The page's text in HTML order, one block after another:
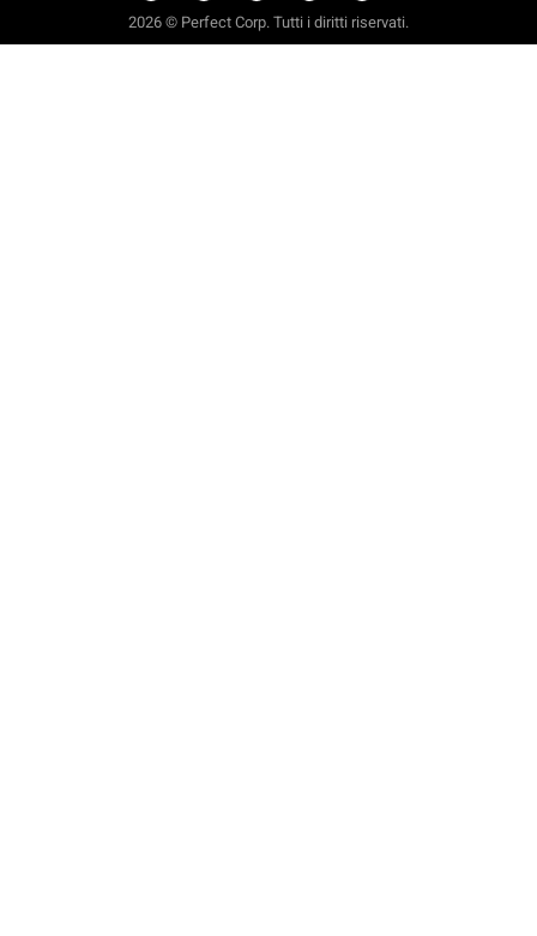
2026 © Perfect Corp. Tutti i diritti riservati.